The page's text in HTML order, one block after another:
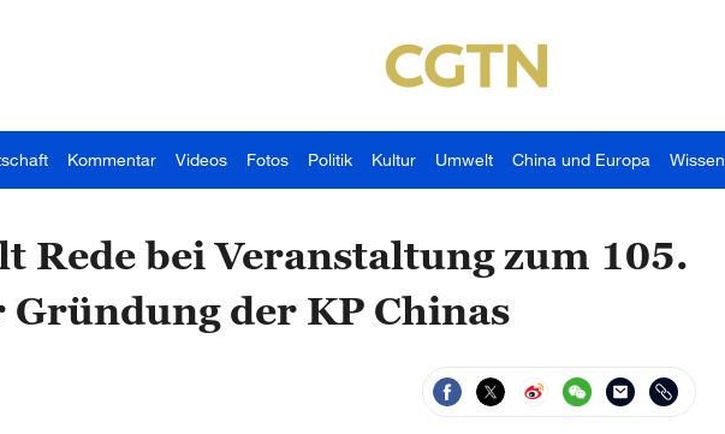
Kommentar Videos Fotos Politik Kultur Umwelt China und Europa Wissen
Rede bei Veranstaltung zum 105.
Gründung der KP Chinas